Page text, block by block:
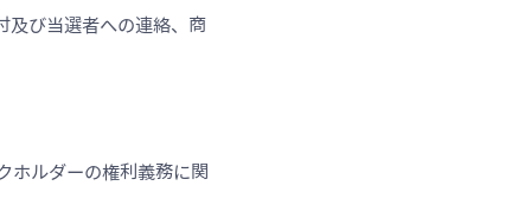
及び当選者への連絡、商
ホルダーの権利義務に関